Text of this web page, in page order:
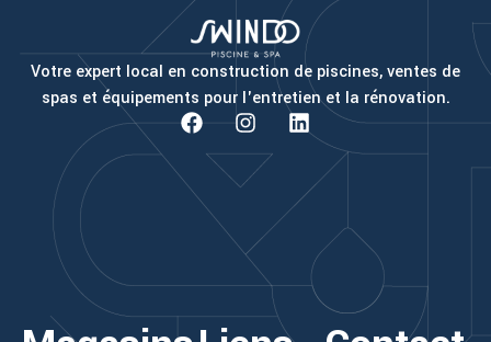
Votre expert local en construction de piscines, ventes de
spas et équipements pour l'entretien et la rénovation.
F
a
e
b
I
s
t
r
a
L
k
e